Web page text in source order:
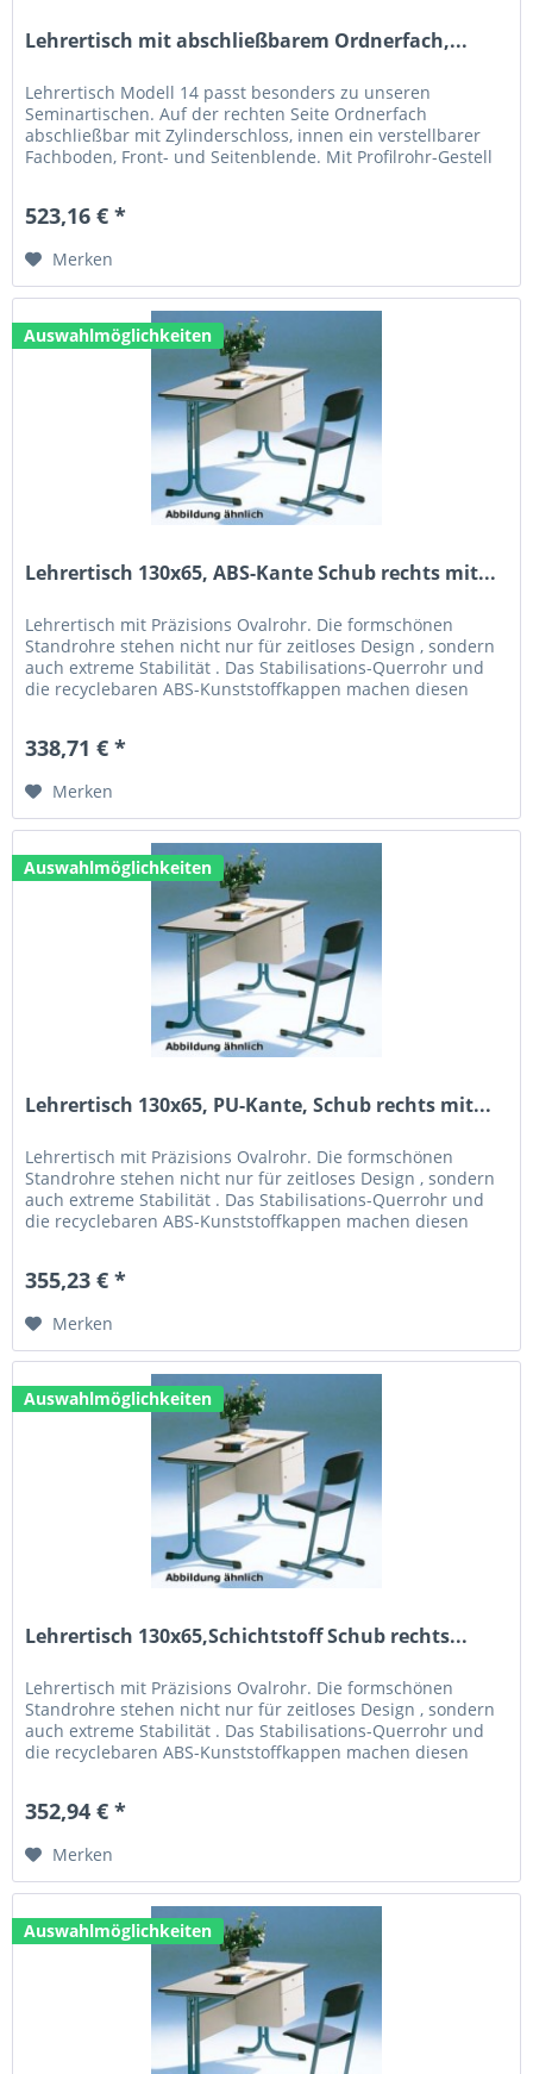
Lehrertisch mit abschließbarem Ordnerfach,...
Lehrertisch Modell 14 passt besonders zu unseren
Seminartischen. Auf der rechten Seite Ordnerfach
abschließbar mit Zylinderschloss, innen ein verstellbarer
Fachboden, Front- und Seitenblende. Mit Profilrohr-Gestell
523,16 € *
Merken
Auswahlmöglichkeiten
Lehrertisch 130x65, ABS-Kante Schub rechts mit...
Lehrertisch mit Präzisions Ovalrohr. Die formschönen
Standrohre stehen nicht nur für zeitloses Design , sondern
auch extreme Stabilität . Das Stabilisations-Querrohr und
die recyclebaren ABS-Kunststoffkappen machen diesen
338,71 € *
Merken
Auswahlmöglichkeiten
Lehrertisch 130x65, PU-Kante, Schub rechts mit...
Lehrertisch mit Präzisions Ovalrohr. Die formschönen
Standrohre stehen nicht nur für zeitloses Design , sondern
auch extreme Stabilität . Das Stabilisations-Querrohr und
die recyclebaren ABS-Kunststoffkappen machen diesen
355,23 € *
Merken
Auswahlmöglichkeiten
Lehrertisch 130x65,Schichtstoff Schub rechts...
Lehrertisch mit Präzisions Ovalrohr. Die formschönen
Standrohre stehen nicht nur für zeitloses Design , sondern
auch extreme Stabilität . Das Stabilisations-Querrohr und
die recyclebaren ABS-Kunststoffkappen machen diesen
352,94 € *
Merken
Auswahlmöglichkeiten